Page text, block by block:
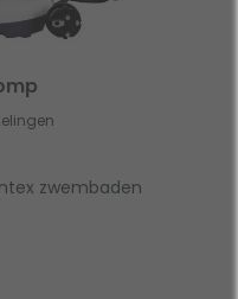
zwembaden